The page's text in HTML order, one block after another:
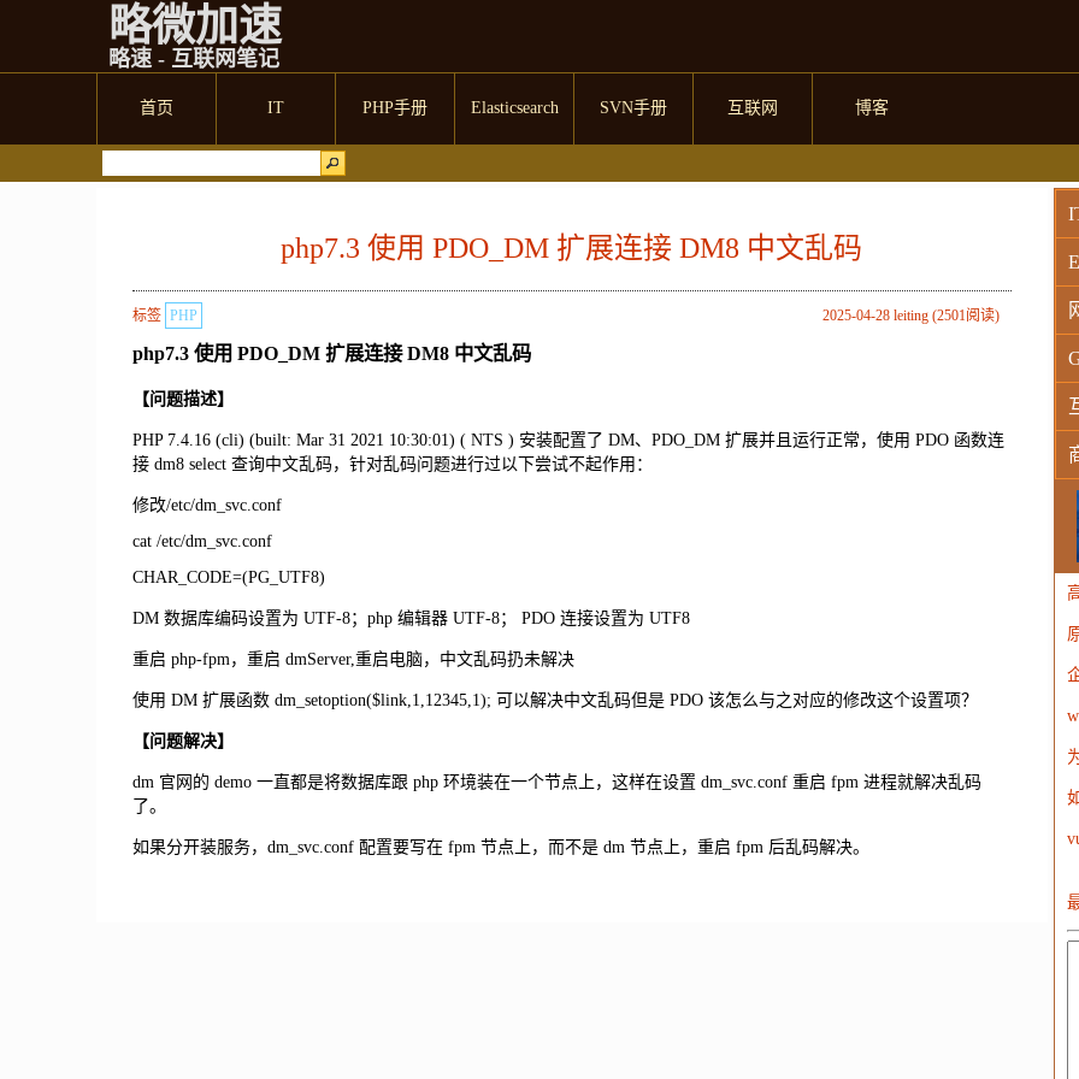
略微加速
略速 - 互联网笔记
首页 IT PHP手册 Elasticsearch SVN手册 互联网 博客
php7.3 使用 PDO_DM 扩展连接 DM8 中文乱码
2025-04-28 leiting (2501阅读)
标签 PHP
php7.3 使用 PDO_DM 扩展连接 DM8 中文乱码
【问题描述】
PHP 7.4.16 (cli) (built: Mar 31 2021 10:30:01) ( NTS ) 安装配置了 DM、PDO_DM 扩展并且运行正常，使用 PDO 函数连
接 dm8 select 查询中文乱码，针对乱码问题进行过以下尝试不起作用：
修改/etc/dm_svc.conf
cat /etc/dm_svc.conf
CHAR_CODE=(PG_UTF8)
DM 数据库编码设置为 UTF-8；php 编辑器 UTF-8； PDO 连接设置为 UTF8
重启 php-fpm，重启 dmServer,重启电脑，中文乱码扔未解决
使用 DM 扩展函数 dm_setoption($link,1,12345,1); 可以解决中文乱码但是 PDO 该怎么与之对应的修改这个设置项？
【问题解决】
dm 官网的 demo 一直都是将数据库跟 php 环境装在一个节点上，这样在设置 dm_svc.conf 重启 fpm 进程就解决乱码
了。
如果分开装服务，dm_svc.conf 配置要写在 fpm 节点上，而不是 dm 节点上，重启 fpm 后乱码解决。